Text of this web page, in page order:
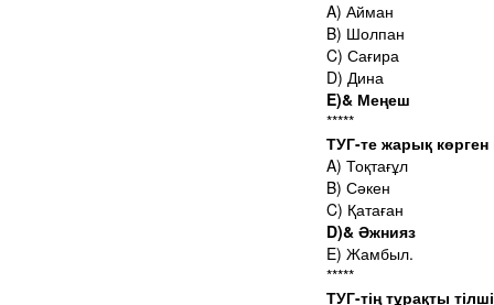
A) Айман
B) Шолпан
C) Сағира
D) Дина
E)& Меңеш
*****
ТУГ-те жарық
A) Тоқтағұл
B) Сәкен
C) Қатаған
D)& Әжнияз
E) Жамбыл.
*****
ТУГ-тің тұрақты